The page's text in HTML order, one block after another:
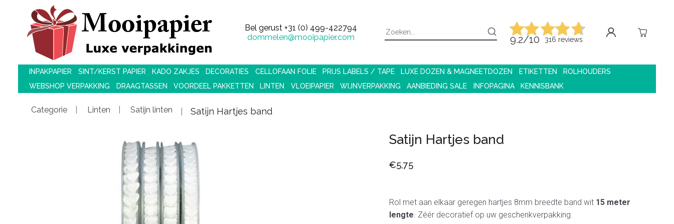
Bel gerust +31 (0) 499-422794
dommelen@mooipapier.com
9.2/10 316 reviews
INPAKPAPIER SINT/KERST PAPIER KADO ZAKJES DECORATIES CELLOFAAN FOLIE PRIJS LABELS / TAPE LUXE DOZEN & MAGNEETDOZEN ETIKETTEN
ROLHOUDERS
WEBSHOP VERPAKKING
DRAAGTASSEN VOORDEEL PAKKETTEN LINTEN VLOEIPAPIER WIJNVERPAKKING AANBIEDING SALE INFOPAGINA KENNISBANK
Categorie Linten Satijn linten Satijn Hartjes band
Satijn Hartjes band
€5,75
Rol met aan elkaar geregen hartjes 8mm breedte band wit 15 meter
lengte . Zéér decoratief op uw geschenkverpakking.